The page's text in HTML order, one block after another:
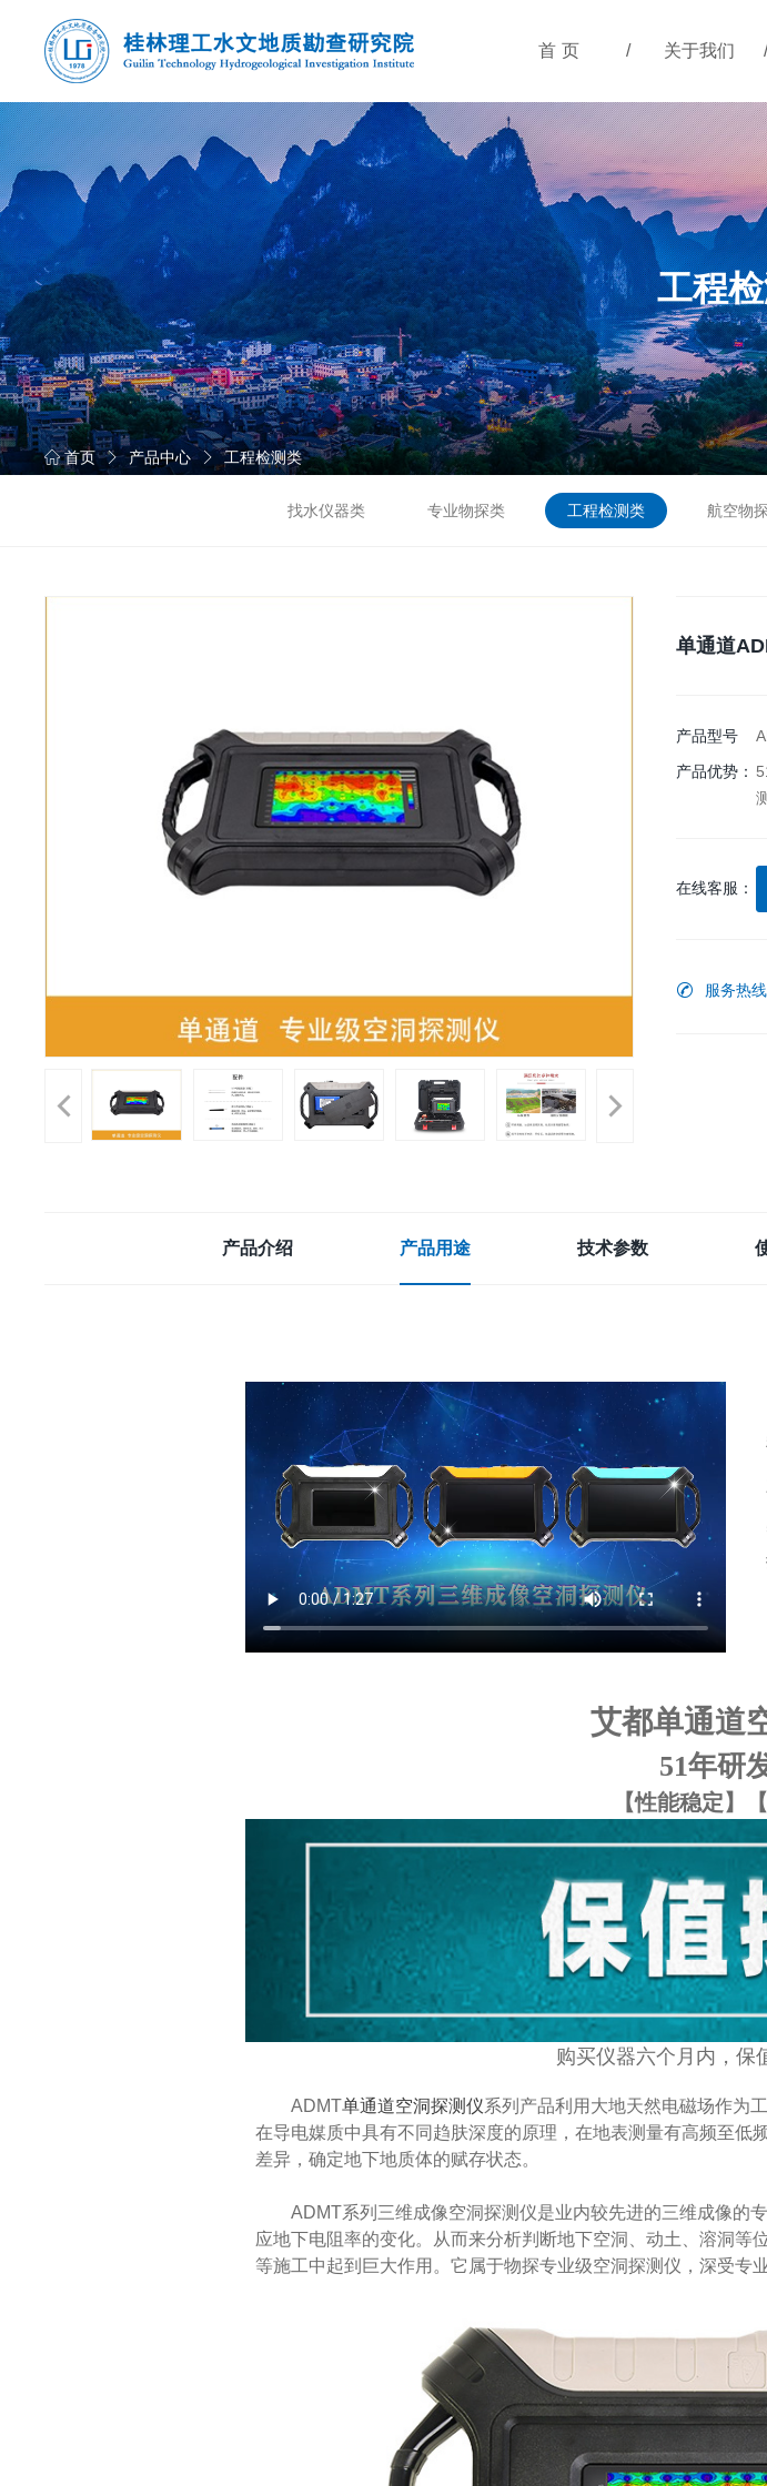
首页 / 关于我们 /
工程
首页 产品中心 工程检测类
找水仪器类 专业物探类 工程检测类 航空物
单通道
产品型号
产品优势：
在线客服：
服务热线
产品介绍 产品用途 技术参数
艾都单通道
51年研
【性能稳定】
购买仪器六个月内，保
ADMT单通道空洞探测仪系列产品利用大地天然电磁场作为
在导电媒质中具有不同趋肤深度的原理，在地表测量有高频至
差异，确定地下地质体的赋存状态。
ADMT系列三维成像空洞探测仪是业内较先进的三维成像的
应地下电阻率的变化。从而来分析判断地下空洞、动土、溶洞
等施工中起到巨大作用。它属于物探专业级空洞探测仪，深受专